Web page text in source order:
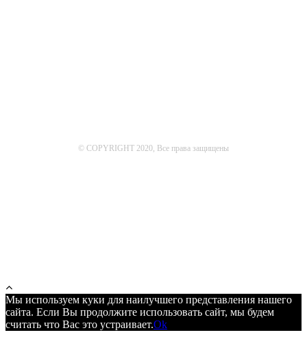
© COPYRIGHT 2020, Все права защищены
Мы используем куки для наилучшего представления нашего
сайта. Если Вы продолжите использовать сайт, мы будем
считать что Вас это устраивает.Ok